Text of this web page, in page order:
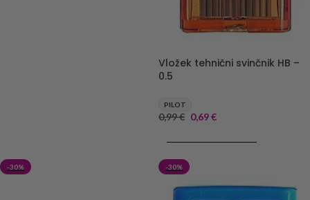
Vložek tehnični svinčnik HB –
0.5
PILOT
0,99€ 0,69€
-30% -30%